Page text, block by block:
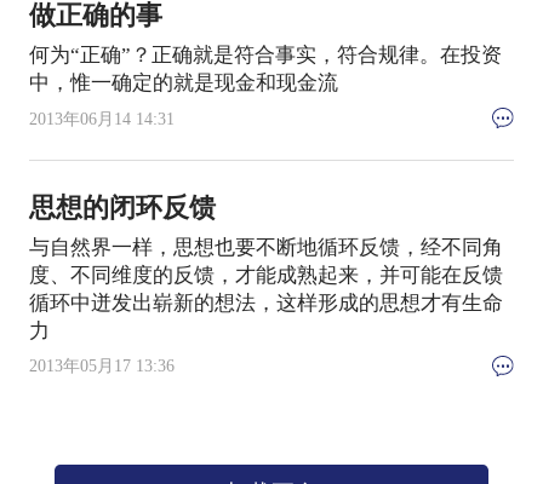
做正确的事
何为“正确”？正确就是符合事实，符合规律。在投资
中，惟一确定的就是现金和现金流
2013年06月14 14:31
思想的闭环反馈
与自然界一样，思想也要不断地循环反馈，经不同角
度、不同维度的反馈，才能成熟起来，并可能在反馈
循环中迸发出崭新的想法，这样形成的思想才有生命
力
2013年05月17 13:36